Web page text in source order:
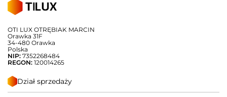
OTI LUX OTRĘBIAK MARCIN
Orawka 31F
34-480 Orawka
Polska
NIP: 7352268484
REGON: 120014265
Dział sprzedaży